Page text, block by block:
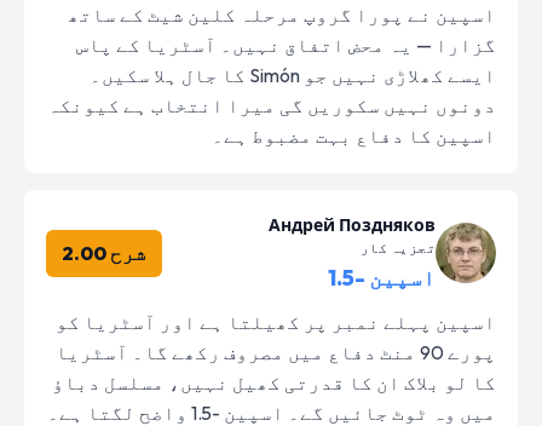
اسپین نے پورا گروپ مرحلہ کلین شیٹ کے ساتھ
گزارا — یہ محض اتفاق نہیں۔ آسٹریا کے پاس
ایسے کھلاڑی نہیں جو Simón کا جال ہلا سکیں۔
دونوں نہیں سکوریں گی میرا انتخاب ہے کیونکہ
اسپین کا دفاع بہت مضبوط ہے۔
Андрей Поздняков
تجزیہ کار
اسپین -1.5
شرح 2.00
اسپین پہلے نمبر پر کھیلتا ہے اور آسٹریا کو
پورے 90 منٹ دفاع میں مصروف رکھے گا۔ آسٹریا
کا لو بلاک ان کا قدرتی کھیل نہیں، مسلسل دباؤ
میں وہ ٹوٹ جائیں گے۔ اسپین -1.5 واضح لگتا ہے۔